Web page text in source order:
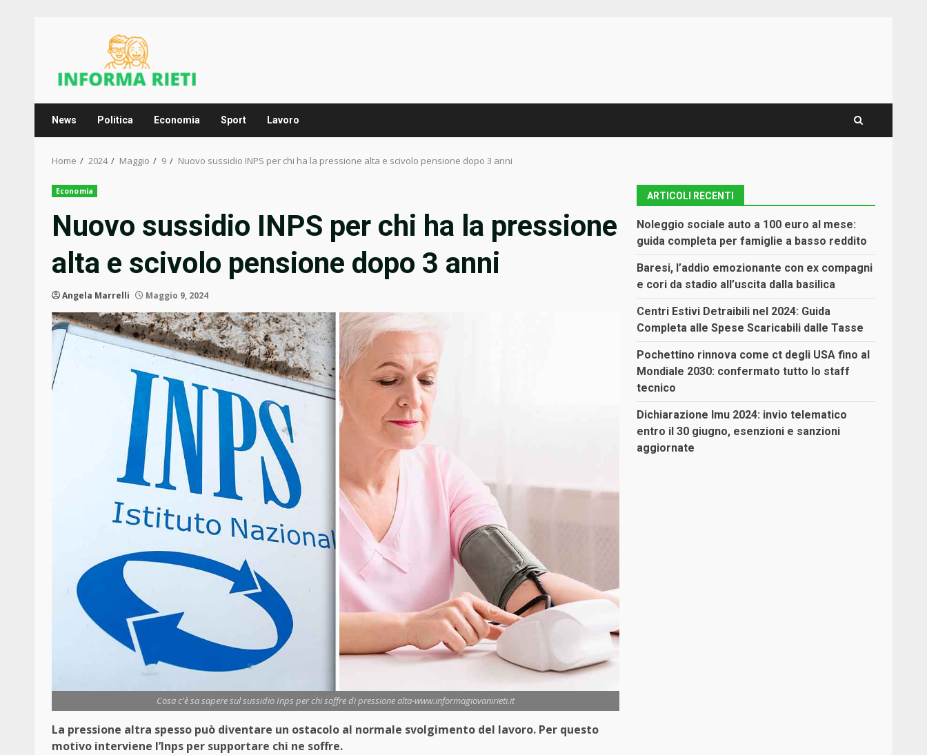
News Politica Economia Sport Lavoro
Home 2024 Maggio 9 Nuovo sussidio INPS per chi ha la pressione alta e scivolo pensione dopo 3 anni
Economia
Nuovo sussidio INPS per chi ha la pressione
alta e scivolo pensione dopo 3 anni
Angela Marrelli Maggio 9, 2024
Cosa c'è sa sapere sul sussidio Inps per chi soffre di pressione alta-www.informagiovanirieti.it
La pressione altra spesso può diventare un ostacolo al normale svolgimento del lavoro. Per questo
motivo interviene l’Inps per supportare chi ne soffre.
ARTICOLI RECENTI
Noleggio sociale auto a 100 euro al mese:
guida completa per famiglie a basso reddito
Baresi, l’addio emozionante con ex compagni
e cori da stadio all’uscita dalla basilica
Centri Estivi Detraibili nel 2024: Guida
Completa alle Spese Scaricabili dalle Tasse
Pochettino rinnova come ct degli USA fino al
Mondiale 2030: confermato tutto lo staff
tecnico
Dichiarazione Imu 2024: invio telematico
entro il 30 giugno, esenzioni e sanzioni
aggiornate